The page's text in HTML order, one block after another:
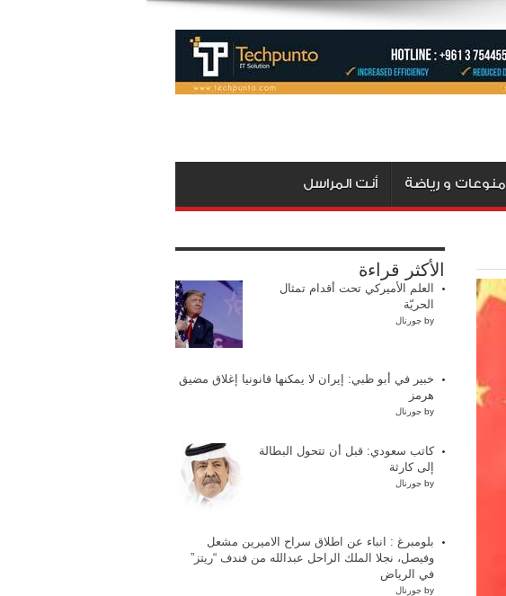
منوعات و رياضة أنت المراسل
الأكثر قراءة
العلم الأميركي تحت أقدام تمثال
الحريّة
by جورنال
خبير في أبو ظبي: إيران لا يمكنها قانونيا إغلاق مضيق
هرمز
by جورنال
كاتب سعودي: قبل أن تتحول البطالة
إلى كارثة
by جورنال
بلومبرغ : انباء عن اطلاق سراح الاميرين مشعل
وفيصل، نجلا الملك الراحل عبدالله من فندف “ريتز”
في الرياض
by جورنال